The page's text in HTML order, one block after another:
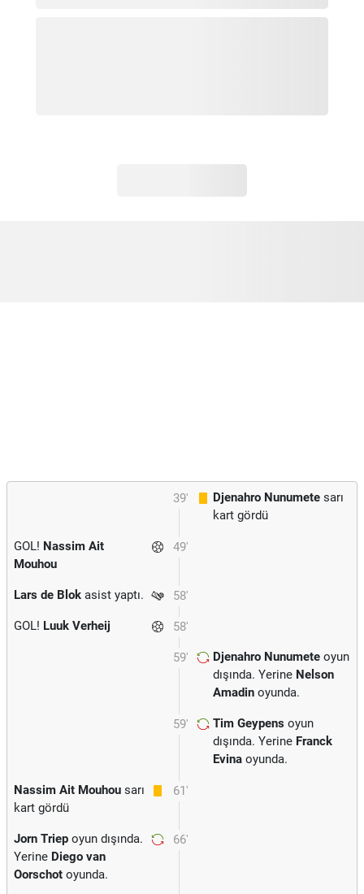
39' Djenahro Nunumete sarı
kart gördü
49'
GOL! Nassim Ait
Mouhou
58'
Lars de Blok asist yaptı.
58'
GOL! Luuk Verheij
59' Djenahro Nunumete oyun
dışında. Yerine Nelson
Amadin oyunda.
59' Tim Geypens oyun
dışında. Yerine Franck
Evina oyunda.
61'
Nassim Ait Mouhou sarı
kart gördü
66'
Jorn Triep oyun dışında.
Yerine Diego van
Oorschot oyunda.